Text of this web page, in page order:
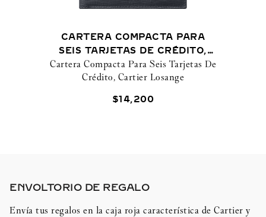
CARTERA COMPACTA PARA
SEIS TARJETAS DE CRÉDITO,
CARTIER LOSANGE
Cartera Compacta Para Seis Tarjetas De
Crédito, Cartier Losange
$14,200
ENVOLTORIO DE REGALO​
Envía tus regalos en la caja roja característica de Cartier y